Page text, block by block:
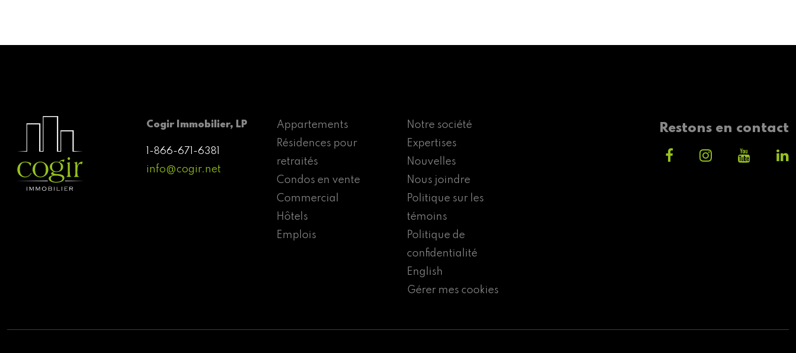
Cogir Immobilier, LP
1-866-671-6381
info@cogir.net
Appartements
Résidences pour
retraités
Condos en vente
Commercial
Hôtels
Emplois
Notre société
Expertises
Nouvelles
Nous joindre
Politique sur les
témoins
Politique de
confidentialité
English
Gérer mes cookies
Restons en contact